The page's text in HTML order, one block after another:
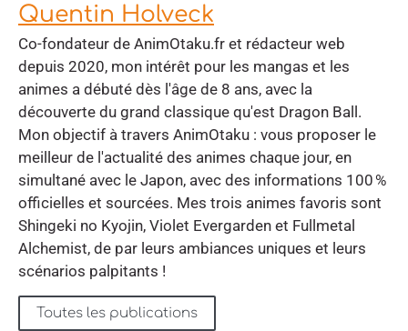
Quentin Holveck
Co-fondateur de AnimOtaku.fr et rédacteur web
depuis 2020, mon intérêt pour les mangas et les
animes a débuté dès l'âge de 8 ans, avec la
découverte du grand classique qu'est Dragon Ball.
Mon objectif à travers AnimOtaku : vous proposer le
meilleur de l'actualité des animes chaque jour, en
simultané avec le Japon, avec des informations 100 %
officielles et sourcées. Mes trois animes favoris sont
Shingeki no Kyojin, Violet Evergarden et Fullmetal
Alchemist, de par leurs ambiances uniques et leurs
scénarios palpitants !
Toutes les publications